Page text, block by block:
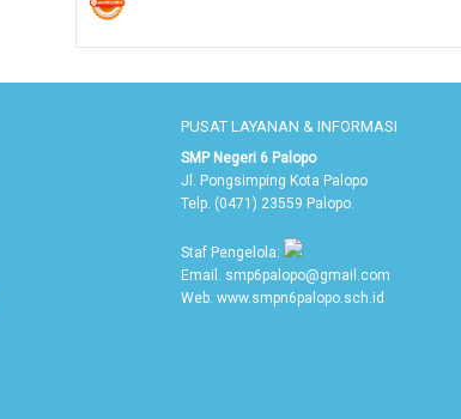
PUSAT LAYANAN & INFORMASI
SMP Negeri 6 Palopo
Jl. Pongsimping Kota Palopo
Telp. (0471) 23559 Palopo.
Staf Pengelola:
Email. smp6palopo@gmail.com
Web. www.smpn6palopo.sch.id